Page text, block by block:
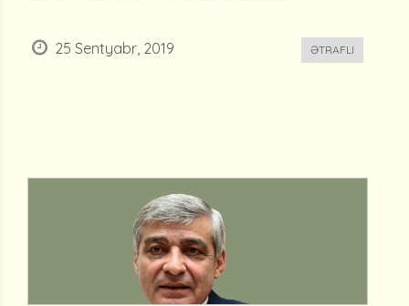
25 Sentyabr, 2019 ƏTRAFLI